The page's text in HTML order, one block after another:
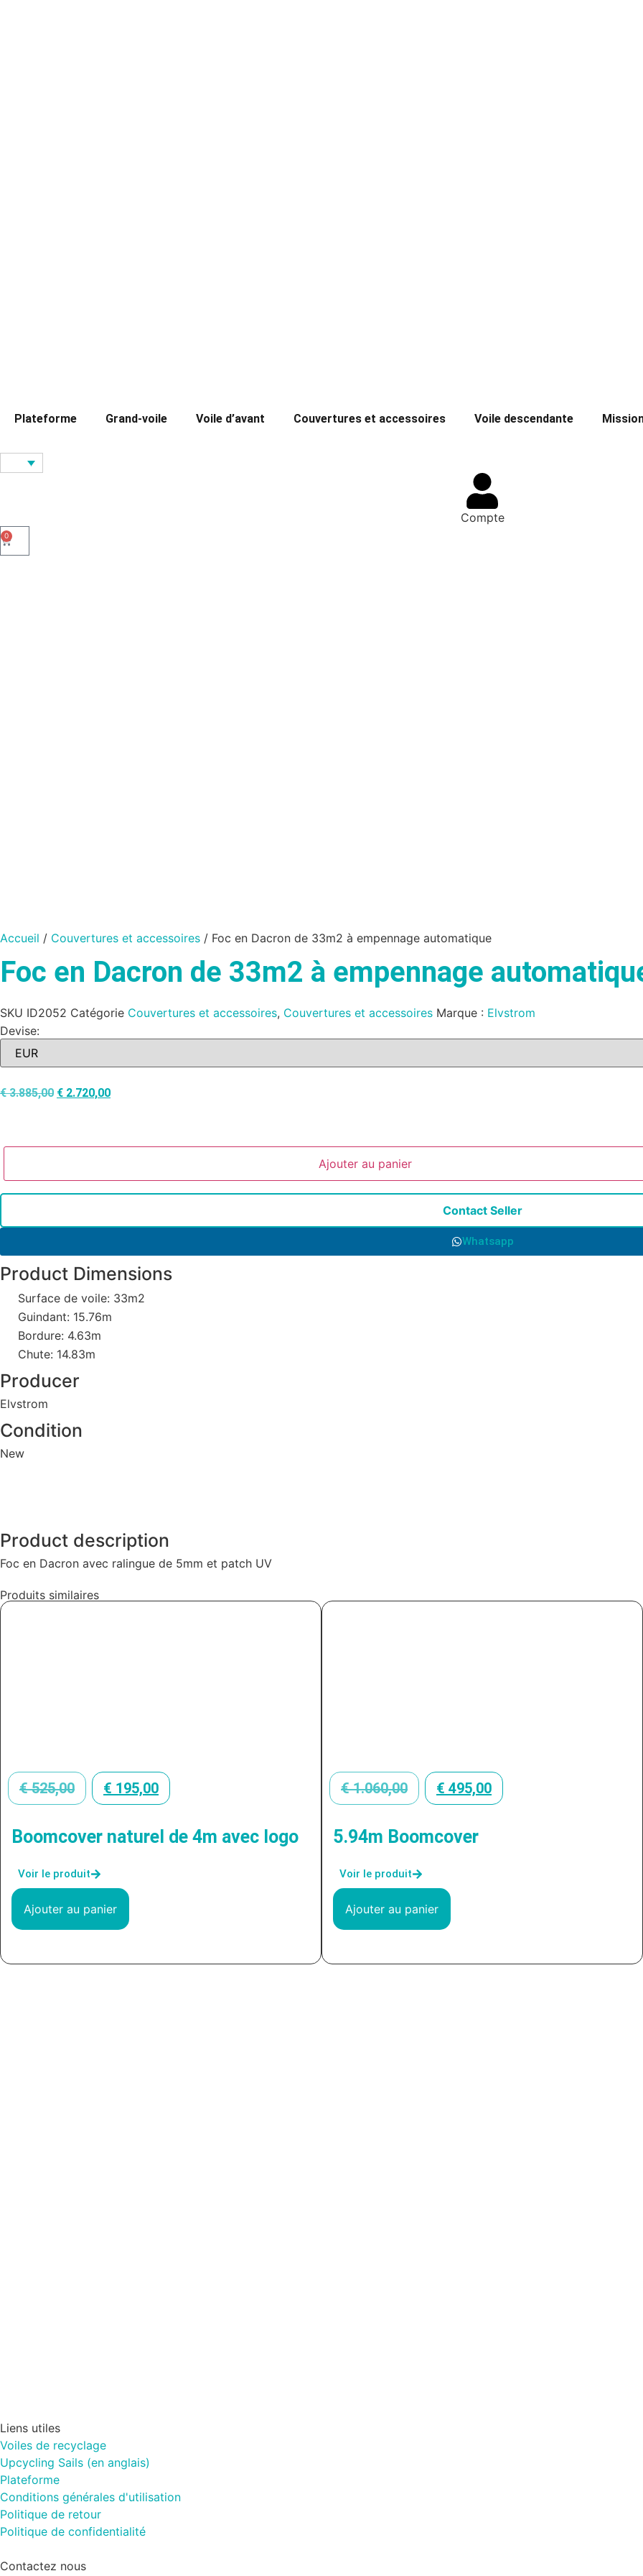
Plateforme Grand-voile Voile d’avant Couvertures et accessoires Voile descendante
Compte
0
Accueil / Couvertures et accessoires / Foc en Dacron de 33m2 à empennage automatique
Foc en Dacron de 33m2 à empennage
SKU ID2052 Catégorie Couvertures et accessoires, Couvertures et accessoires Marque : Elvstrom
Devise:
€3.885,00 € 2.720,00
Ajouter au panier
Contact Seller
Whatsapp
Product Dimensions
Surface de voile: 33m2
Guindant: 15.76m
Bordure: 4.63m
Chute: 14.83m
Producer
Elvstrom
Condition
New
Product description
Foc en Dacron avec ralingue de 5mm et patch UV
Produits similaires
€525,00 € 195,00
Boomcover naturel de 4m avec logo
Voir le produit
Ajouter au panier
€1.060,00 € 495,00
5.94m Boomcover
Voir le produit
Ajouter au panier
Liens utiles
Voiles de recyclage
Upcycling Sails (en anglais)
Plateforme
Conditions générales d'utilisation
Politique de retour
Politique de confidentialité
Contactez nous